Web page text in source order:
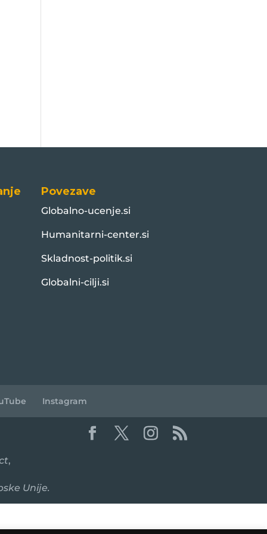
Povezave
Globalno-ucenje.si
Humanitarni-center.si
Skladnost-politik.si
Globalni-cilji.si
Instagram
,
Unije.